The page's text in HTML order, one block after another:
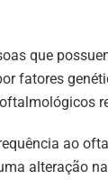
que
fatores
ao
alteração